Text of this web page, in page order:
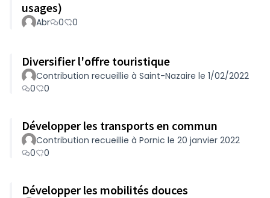
usages)
Abr 0 0
Diversifier l'offre touristique
Contribution recueillie à Saint-Nazaire le 1/02/2022
0
0
Développer les transports en commun
Contribution recueillie à Pornic le 20 janvier 2022
0
0
Développer les mobilités douces